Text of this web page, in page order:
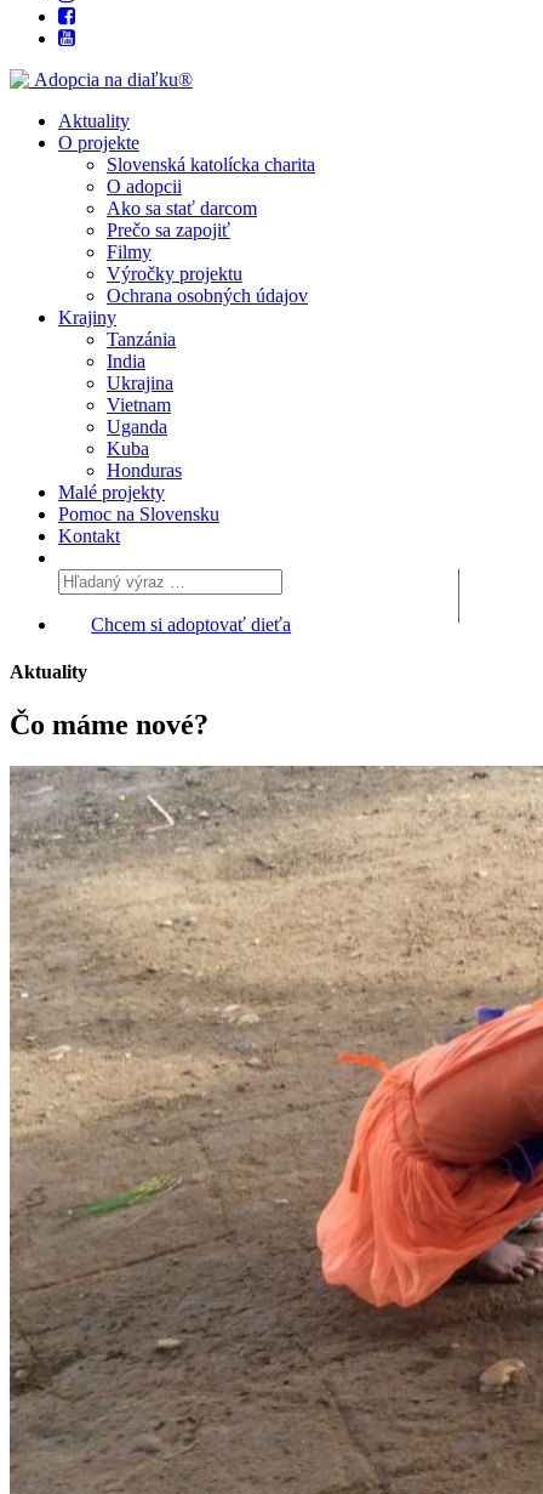
Aktuality
O projekte
Slovenská katolícka charita
O adopcii
Ako sa stať darcom
Prečo sa zapojiť
Filmy
Výročky projektu
Ochrana osobných údajov
Krajiny
Tanzánia
India
Ukrajina
Vietnam
Uganda
Kuba
Honduras
Malé projekty
Pomoc na Slovensku
Kontakt
Chcem si adoptovať dieťa
Aktuality
Čo máme nové?